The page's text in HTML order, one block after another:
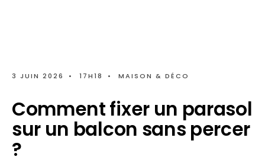
3 JUIN 2026 • 17H18 • MAISON & DÉCO
Comment fixer un parasol
sur un balcon sans percer
?